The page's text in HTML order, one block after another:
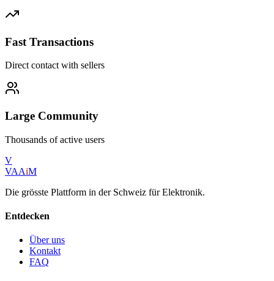
Fast Transactions
Direct contact with sellers
Large Community
Thousands of active users
V
VAAiM
Die grösste Plattform in der Schweiz für Elektronik.
Entdecken
Über uns
Kontakt
FAQ